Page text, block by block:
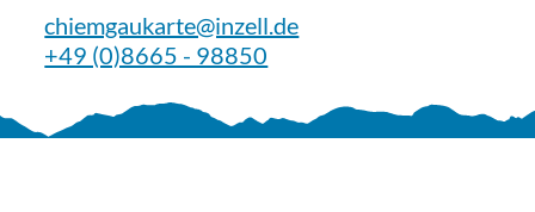
chiemgaukarte@inzell.de
+49 (0)8665 - 98850
Gut zu wissen